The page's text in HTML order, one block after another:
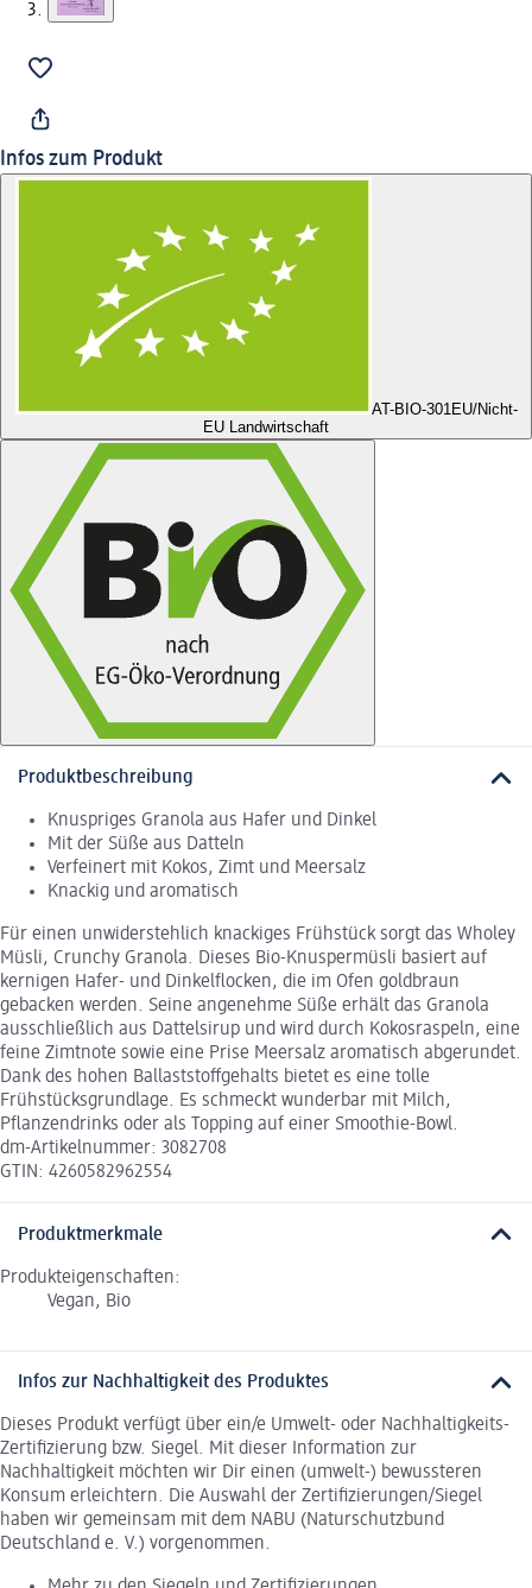
Infos zum Produkt
AT-BIO-301 EU/Nicht-
EU Landwirtschaft
Produktbeschreibung
Knuspriges Granola aus Hafer und Dinkel
Mit der Süße aus Datteln
Verfeinert mit Kokos, Zimt und Meersalz
Knackig und aromatisch
Für einen unwiderstehlich knackiges Frühstück sorgt das Wholey
Müsli, Crunchy Granola. Dieses Bio-Knuspermüsli basiert auf
kernigen Hafer- und Dinkelflocken, die im Ofen goldbraun
gebacken werden. Seine angenehme Süße erhält das Granola
ausschließlich aus Dattelsirup und wird durch Kokosraspeln, eine
feine Zimtnote sowie eine Prise Meersalz aromatisch abgerundet.
Dank des hohen Ballaststoffgehalts bietet es eine tolle
Frühstücksgrundlage. Es schmeckt wunderbar mit Milch,
Pflanzendrinks oder als Topping auf einer Smoothie-Bowl.
dm-Artikelnummer: 3082708
GTIN: 4260582962554
Produktmerkmale
Produkteigenschaften:
Vegan, Bio
Infos zur Nachhaltigkeit des Produktes
Dieses Produkt verfügt über ein/e Umwelt- oder Nachhaltigkeits-
Zertifizierung bzw. Siegel. Mit dieser Information zur
Nachhaltigkeit möchten wir Dir einen (umwelt-) bewussteren
Konsum erleichtern. Die Auswahl der Zertifizierungen/Siegel
haben wir gemeinsam mit dem NABU (Naturschutzbund
Deutschland e. V.) vorgenommen.